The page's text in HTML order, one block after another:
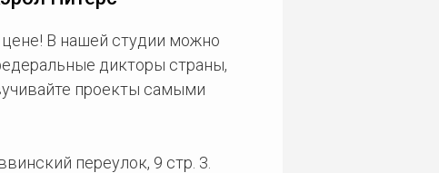
В нашей студии можно
дикторы страны,
проекты самыми
переулок, 9 стр. 3.